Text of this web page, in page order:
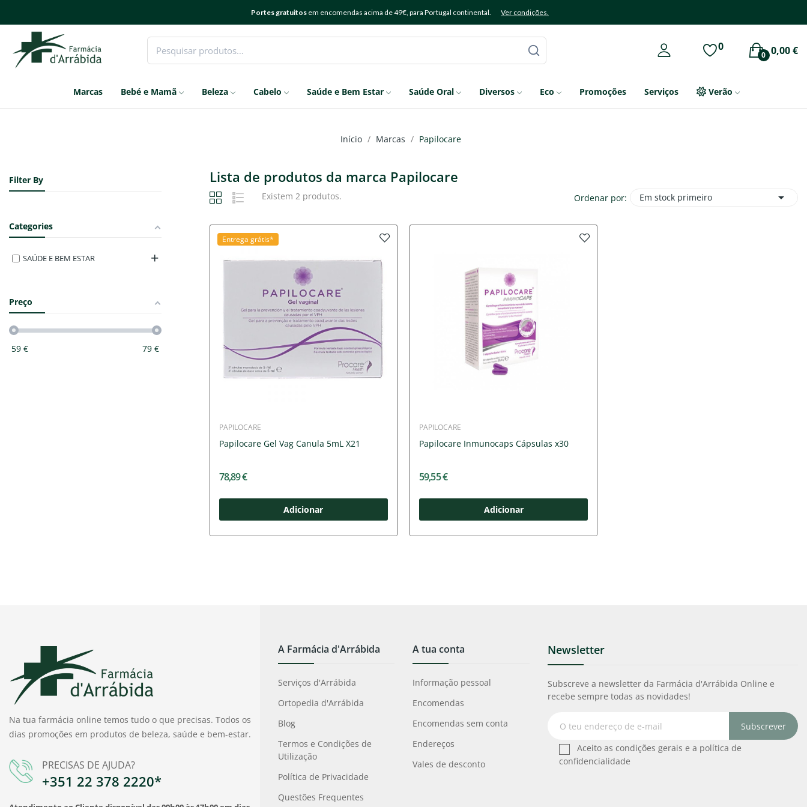
Portes gratuitos em encomendas acima de 49€, para Portugal continental. Ver condições.
0 0,00 €
0
Marcas Bebé e Mamã Beleza Cabelo Saúde e Bem Estar Saúde Oral Diversos Eco Promoções Serviços Verão
Início Marcas Papilocare
Filter By
Categories
SAÚDE E BEM ESTAR
Preço
59 € 79€
Lista de produtos da marca Papilocare
Existem 2 produtos. Ordenar por: Em stock primeiro 
Entrega grátis*
PAPILOCARE
Papilocare Gel Vag Canula 5mL X21
78,89 €
Adicionar
PAPILOCARE
Papilocare Inmunocaps Cápsulas x30
59,55 €
Adicionar
Na tua farmácia online temos tudo o que precisas. Todos os
dias promoções em produtos de beleza, saúde e bem-estar.
PRECISAS DE AJUDA?
+351 22 378 2220*
A Farmácia d'Arrábida
Serviços d'Arrábida
Ortopedia d'Arrábida
Blog
Termos e Condições de
Utilização
Política de Privacidade
Questões Frequentes
A tua conta
Informação pessoal
Encomendas
Encomendas sem conta
Endereços
Vales de desconto
Newsletter
Subscreve a newsletter da Farmácia d'Arrábida Online e
recebe sempre todas as novidades!
Subscrever
Aceito as condições gerais e a política de
confidencialidade